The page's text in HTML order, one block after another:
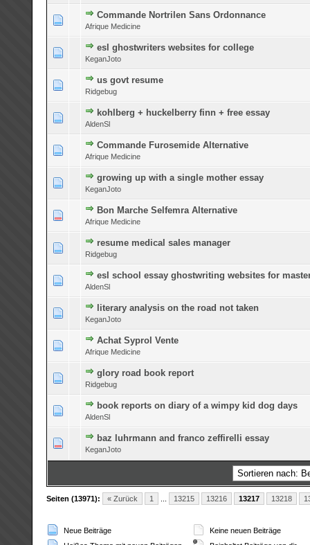
Commande Nortrilen Sans Ordonnance
Afrique Medicine
0 Bewertung(en) - 0 von 5 durchschnittlich
12345
esl ghostwriters websites for college
KeganJoto
0 Bewertung(en) - 0 von 5 durchschnittlich
12345
us govt resume
Ridgebug
0 Bewertung(en) - 0 von 5 durchschnittlich
12345
kohlberg + huckelberry finn + free essay
AldenSl
0 Bewertung(en) - 0 von 5 durchschnittlich
12345
Commande Furosemide Alternative
Afrique Medicine
0 Bewertung(en) - 0 von 5 durchschnittlich
12345
growing up with a single mother essay
KeganJoto
0 Bewertung(en) - 0 von 5 durchschnittlich
1234 5
Bon Marche Selfemra Alternative
Afrique Medicine
0 Bewertung(en) - 0 von 5 durchschnittlich
1 2345
resume medical sales manager
Ridgebug
0 Bewertung(en) - 0 von 5 durchschnittlich
12345
esl school essay ghostwriting websites for
AldenSl
0 Bewertung(en) - 0 von 5 durchschnittlich
12345
literary analysis on the road not taken
KeganJoto
0 Bewertung(en) - 0 von 5 durchschnittlich
123 45
Achat Syprol Vente
Afrique Medicine
0 Bewertung(en) - 0 von 5 durchschnittlich
12 345
glory road book report
Ridgebug
0 Bewertung(en) - 0 von 5 durchschnittlich
12 345
book reports on diary of a wimpy kid dog days
AldenSl
0 Bewertung(en) - 0 von 5 durchschnittlich
12 345
baz luhrmann and franco zeffirelli essay
KeganJoto
0 Bewertung(en) - 0 von 5 durchschnittlich
1234 5
Seiten (13971): « Zurück 1 13215 13216 13217 13218
Neue Beiträge
Keine neuen Beiträge